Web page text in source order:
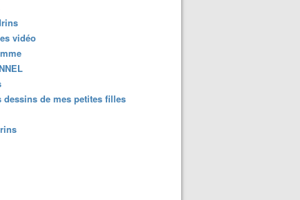
vidéo
dessins de mes petites filles